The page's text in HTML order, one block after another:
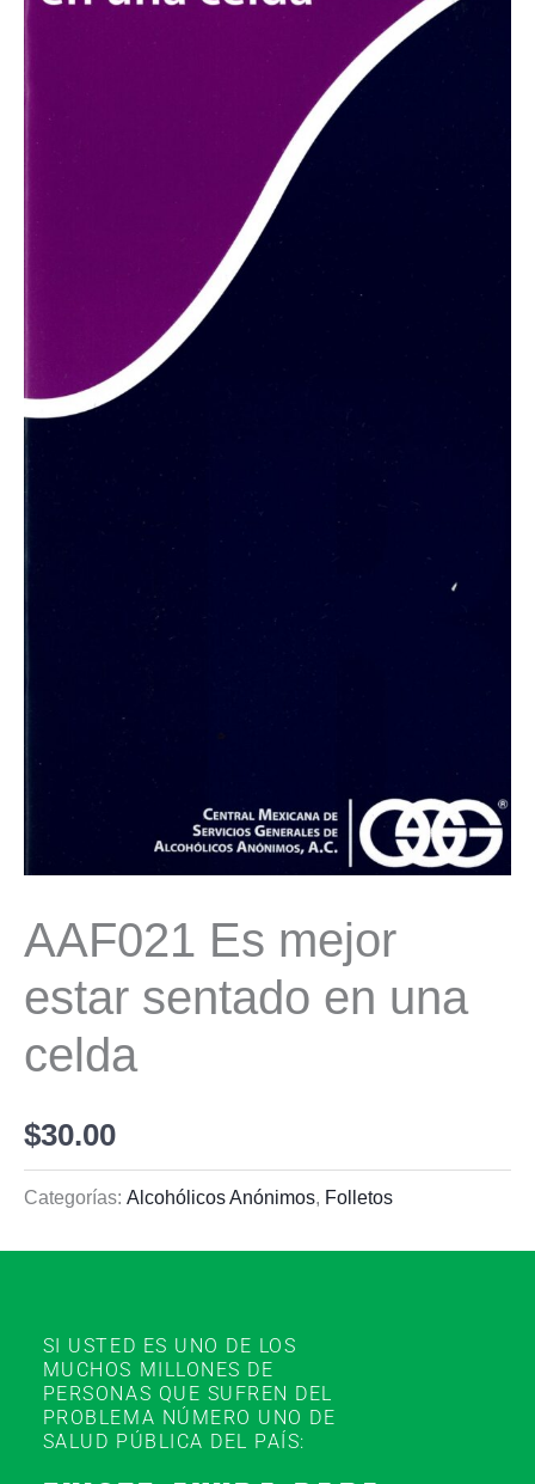
AAF021 Es mejor
estar sentado en una
celda
$30.00
Categorías: Alcohólicos Anónimos, Folletos
SI USTED ES UNO DE LOS
MUCHOS MILLONES DE
PERSONAS QUE SUFREN DEL
PROBLEMA NÚMERO UNO DE
SALUD PÚBLICA DEL PAÍS: